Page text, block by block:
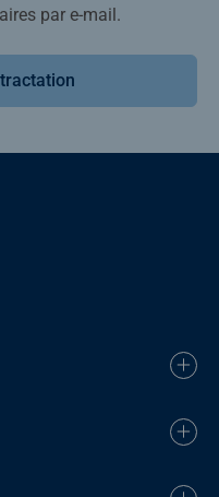
par e-mail.